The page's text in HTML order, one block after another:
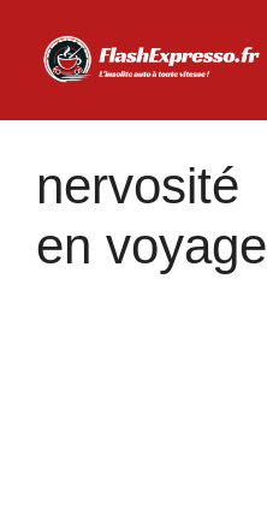
contenu
nervosité
en voyage